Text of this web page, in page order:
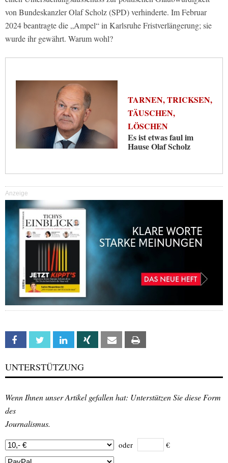
von Bundeskanzler Olaf Scholz (SPD) verhinderte. Im Februar
2024 beantragte die „Ampel“ in Karlsruhe Fristverlängerung; sie
wurde ihr gewährt. Warum wohl?
TARNEN, TRICKSEN,
TÄUSCHEN,
LÖSCHEN
Es ist etwas faul im
Hause Olaf Scholz
Anzeige
Facebook Twitter Linkedin Xing Email
UNTERSTÜTZUNG
Wenn Ihnen unser Artikel gefallen hat: Unterstützen Sie diese Form
des
Journalismus.
oder €